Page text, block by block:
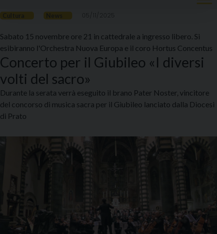
Sabato 15 novembre ore 21 in cattedrale a ingresso libero. Si
esibiranno l'Orchestra Nuova Europa e il coro Hortus Concentus
Concerto per il Giubileo «I diversi
volti del sacro»
Durante la serata verrà eseguito il brano Pater Noster, vincitore
del concorso di musica sacra per il Giubileo lanciato dalla Diocesi
di Prato